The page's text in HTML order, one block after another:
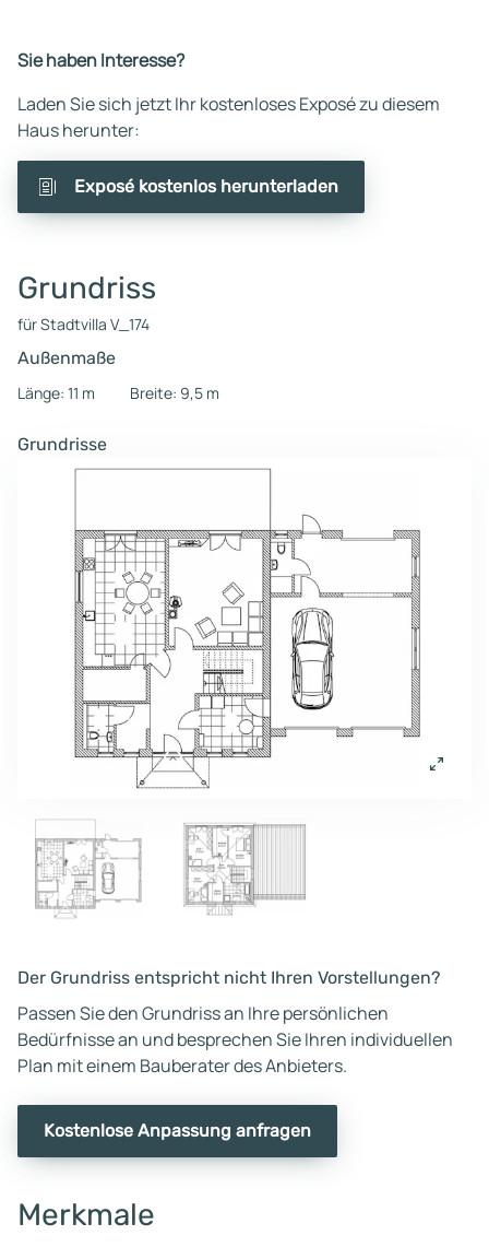
Sie haben Interesse?
Laden Sie sich jetzt Ihr kostenloses Exposé zu diesem
Haus herunter:
Exposé kostenlos herunterladen
Grundriss
für Stadtvilla V_174
Außenmaße
Länge: 11 m
Breite: 9,5 m
Grundrisse
Der Grundriss entspricht nicht Ihren Vorstellungen?
Passen Sie den Grundriss an Ihre persönlichen
Bedürfnisse an und besprechen Sie Ihren individuellen
Plan mit einem Bauberater des Anbieters.
Kostenlose Anpassung anfragen
Merkmale